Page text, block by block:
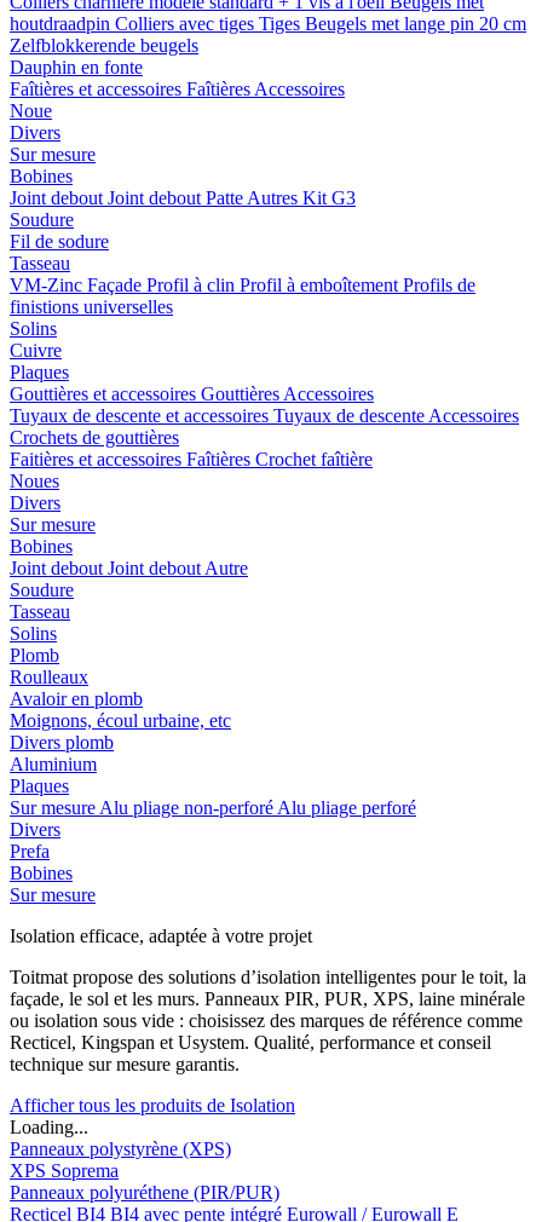
houtdraadpin Colliers avec tiges Tiges Beugels met lange pin 20 cm
Zelfblokkerende beugels
Dauphin en fonte
Faîtières et accessoires Faîtières Accessoires
Noue
Divers
Sur mesure
Bobines
Joint debout Joint debout Patte Autres Kit G3
Soudure
Fil de sodure
Tasseau
VM-Zinc Façade Profil à clin Profil à emboîtement Profils de
finistions universelles
Solins
Cuivre
Plaques
Gouttières et accessoires Gouttières Accessoires
Tuyaux de descente et accessoires Tuyaux de descente Accessoires
Crochets de gouttières
Faitières et accessoires Faîtières Crochet faîtière
Noues
Divers
Sur mesure
Bobines
Joint debout Joint debout Autre
Soudure
Tasseau
Solins
Plomb
Roulleaux
Avaloir en plomb
Moignons, écoul urbaine, etc
Divers plomb
Aluminium
Plaques
Sur mesure Alu pliage non-perforé Alu pliage perforé
Divers
Prefa
Bobines
Sur mesure
Isolation efficace, adaptée à votre projet
Toitmat propose des solutions d’isolation intelligentes pour le toit, la
façade, le sol et les murs. Panneaux PIR, PUR, XPS, laine minérale
ou isolation sous vide : choisissez des marques de référence comme
Recticel, Kingspan et Usystem. Qualité, performance et conseil
technique sur mesure garantis.
Afficher tous les produits de Isolation
Loading...
Panneaux polystyrène (XPS)
XPS Soprema
Panneaux polyuréthene (PIR/PUR)
Recticel BI4 BI4 avec pente intégré Eurowall / Eurowall E